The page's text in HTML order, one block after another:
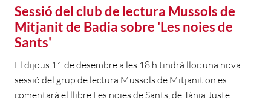
Sessió del club de lectura Mussols de
Mitjanit de Badia sobre 'Les noies de
Sants'
El dijous 11 de desembre a les 18 h tindrà lloc una nova
sessió del grup de lectura Mussols de Mitjanit on es
comentarà el llibre Les noies de Sants, de Tània Juste.